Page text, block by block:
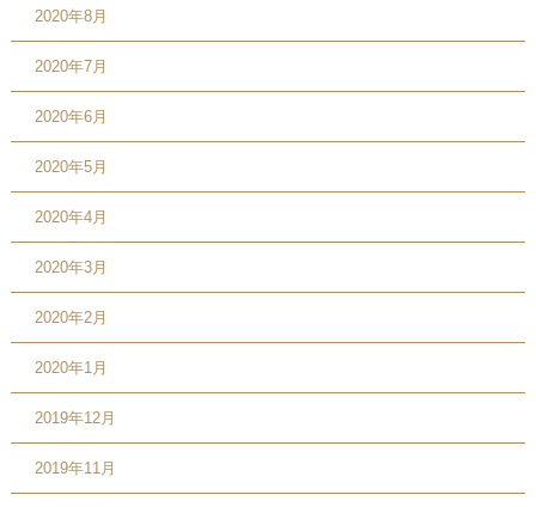
2020年8月
2020年7月
2020年6月
2020年5月
2020年4月
2020年3月
2020年2月
2020年1月
2019年12月
2019年11月